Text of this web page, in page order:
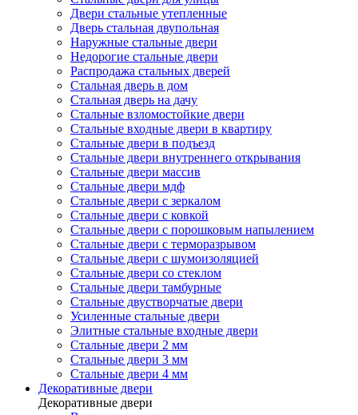
Двери стальные утепленные
Дверь стальная двупольная
Наружные стальные двери
Недорогие стальные двери
Распродажа стальных дверей
Стальная дверь в дом
Стальная дверь на дачу
Стальные взломостойкие двери
Стальные входные двери в квартиру
Стальные двери в подъезд
Стальные двери внутреннего открывания
Стальные двери массив
Стальные двери мдф
Стальные двери с зеркалом
Стальные двери с ковкой
Стальные двери с порошковым напылением
Стальные двери с терморазрывом
Стальные двери с шумоизоляцией
Стальные двери со стеклом
Стальные двери тамбурные
Стальные двустворчатые двери
Усиленные стальные двери
Элитные стальные входные двери
Стальные двери 2 мм
Стальные двери 3 мм
Стальные двери 4 мм
Декоративные двери
Декоративные двери